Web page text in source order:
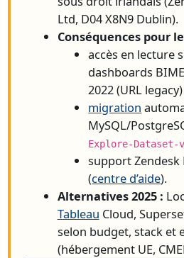
Ltd, D04 X8N9 Dublin).
Conséquences pour
accès en lecture
dashboards
2022 (URL
migration
MySQL/
Explore-Dataset-
support
(centre d’aide).
Alternatives 2025 :
Tableau Cloud,
selon budget, stack et
(hébergement UE,